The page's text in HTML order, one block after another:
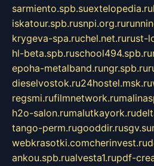
sarmiento.spb.suextelopedia.ru
iskatour.spb.rusnpi.org.ru
krygeva-spa.ruchel.net.rurust-
hl-beta.spb.ruschool494.spb.ru
epoha-metalband.rungr.spb.ru
dieselvostok.ru24hostel.msk.ru
regsmi.rufilmnetwork.ru
h2o-salon.rumalutkayork.ru
tango-perm.rugooddir.rusgv.su
webkrasotki.comcherinvest.ru
ankou.spb.rualvesta1.rupdf-